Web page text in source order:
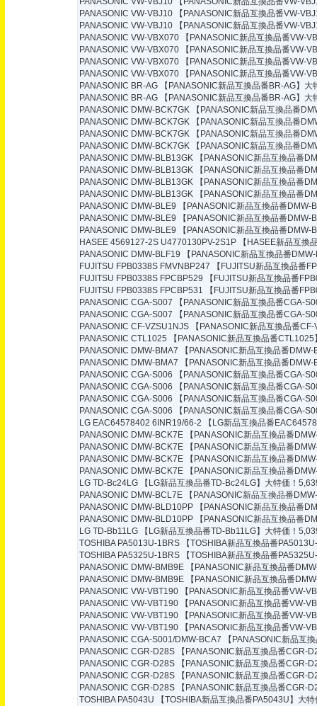
PANASONIC VW-VBJ10
【PANASONIC新品互換品番VW-
PANASONIC VW-VBJ10
【PANASONIC新品互換品番VW-
PANASONIC VW-VBX070
【PANASONIC新品互換品番VW-
PANASONIC VW-VBX070
【PANASONIC新品互換品番VW-
PANASONIC VW-VBX070
【PANASONIC新品互換品番VW-
PANASONIC VW-VBX070
【PANASONIC新品互換品番VW-
PANASONIC BR-AG
【PANASONIC新品互換品番BR-AG】大
PANASONIC BR-AG
【PANASONIC新品互換品番BR-AG】大
PANASONIC DMW-BCK7GK
【PANASONIC新品互換品番
PANASONIC DMW-BCK7GK
【PANASONIC新品互換品番
PANASONIC DMW-BCK7GK
【PANASONIC新品互換品番
PANASONIC DMW-BCK7GK
【PANASONIC新品互換品番
PANASONIC DMW-BLB13GK
【PANASONIC新品互換品番
PANASONIC DMW-BLB13GK
【PANASONIC新品互換品番
PANASONIC DMW-BLB13GK
【PANASONIC新品互換品番
PANASONIC DMW-BLB13GK
【PANASONIC新品互換品番
PANASONIC DMW-BLE9
【PANASONIC新品互換品番
PANASONIC DMW-BLE9
【PANASONIC新品互換品番
PANASONIC DMW-BLE9
【PANASONIC新品互換品番
HASEE 4569127-2S U4770130PV-2S1P
【HASEE新品互
PANASONIC DMW-BLF19
【PANASONIC新品互換品番
FUJITSU FPB0338S FMVNBP247
【FUJITSU新品互換品番
FUJITSU FPB0338S FPCBP529
【FUJITSU新品互換品番
FUJITSU FPB0338S FPCBP531
【FUJITSU新品互換品番
PANASONIC CGA-S007
【PANASONIC新品互換品番CGA-
PANASONIC CGA-S007
【PANASONIC新品互換品番CGA-
PANASONIC CF-VZSU1NJS
【PANASONIC新品互換品番
PANASONIC CTL1025
【PANASONIC新品互換品番
PANASONIC DMW-BMA7
【PANASONIC新品互換品番
PANASONIC DMW-BMA7
【PANASONIC新品互換品番
PANASONIC CGA-S006
【PANASONIC新品互換品番CGA-
PANASONIC CGA-S006
【PANASONIC新品互換品番CGA-
PANASONIC CGA-S006
【PANASONIC新品互換品番CGA-
PANASONIC CGA-S006
【PANASONIC新品互換品番CGA-
LG EAC64578402 6INR19/66-2
【LG新品互換品番
PANASONIC DMW-BCK7E
【PANASONIC新品互換品番
PANASONIC DMW-BCK7E
【PANASONIC新品互換品番
PANASONIC DMW-BCK7E
【PANASONIC新品互換品番
PANASONIC DMW-BCK7E
【PANASONIC新品互換品番
LG TD-Bc24LG
【LG新品互換品番TD-Bc24LG】大特価！
PANASONIC DMW-BCL7E
【PANASONIC新品互換品番
PANASONIC DMW-BLD10PP
【PANASONIC新品互換品番
PANASONIC DMW-BLD10PP
【PANASONIC新品互換品番
LG TD-Bb11LG
【LG新品互換品番TD-Bb11LG】大特価！
TOSHIBA PA5013U-1BRS
【TOSHIBA新品互換品番
TOSHIBA PA5325U-1BRS
【TOSHIBA新品互換品番
PANASONIC DMW-BMB9E
【PANASONIC新品互換品番
PANASONIC DMW-BMB9E
【PANASONIC新品互換品番
PANASONIC VW-VBT190
【PANASONIC新品互換品番VW-
PANASONIC VW-VBT190
【PANASONIC新品互換品番VW-
PANASONIC VW-VBT190
【PANASONIC新品互換品番VW-
PANASONIC VW-VBT190
【PANASONIC新品互換品番VW-
PANASONIC CGA-S001/DMW-BCA7
【PANASONIC新品互
PANASONIC CGR-D28S
【PANASONIC新品互換品番CGR-
PANASONIC CGR-D28S
【PANASONIC新品互換品番CGR-
PANASONIC CGR-D28S
【PANASONIC新品互換品番CGR-
PANASONIC CGR-D28S
【PANASONIC新品互換品番CGR-
TOSHIBA PA5043U
【TOSHIBA新品互換品番PA5043U】大